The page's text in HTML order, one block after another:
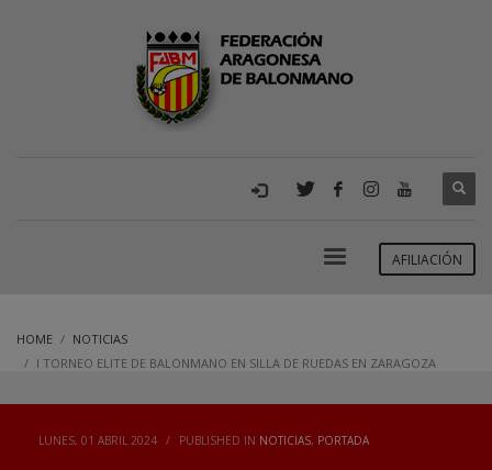
AFILIACIÓN
HOME
NOTICIAS
I TORNEO ELITE DE BALONMANO EN SILLA DE RUEDAS EN ZARAGOZA
LUNES, 01 ABRIL 2024 / PUBLISHED IN NOTICIAS, PORTADA